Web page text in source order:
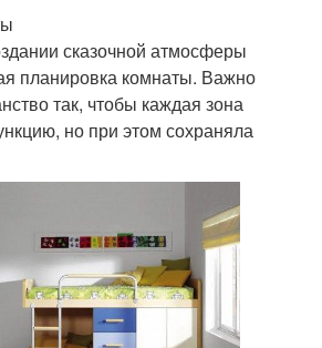
сказочной атмосферы
планировка комнаты. Важно
так, чтобы каждая зона
но при этом сохраняла